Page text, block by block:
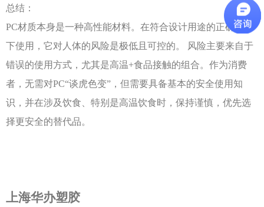
总结：
PC材质本身是一种高性能材料。在符合设计用途的正确条件
下使用，它对人体的风险是极低且可控的。 风险主要来自于
错误的使用方式，尤其是高温+食品接触的组合。作为消费
者，无需对PC“谈虎色变”，但需要具备基本的安全使用知
识，并在涉及饮食、特别是高温饮食时，保持谨慎，优先选
择更安全的替代品。
上海华办塑胶